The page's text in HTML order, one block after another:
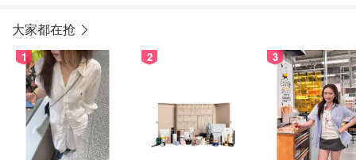
大家都在抢
1 2 3